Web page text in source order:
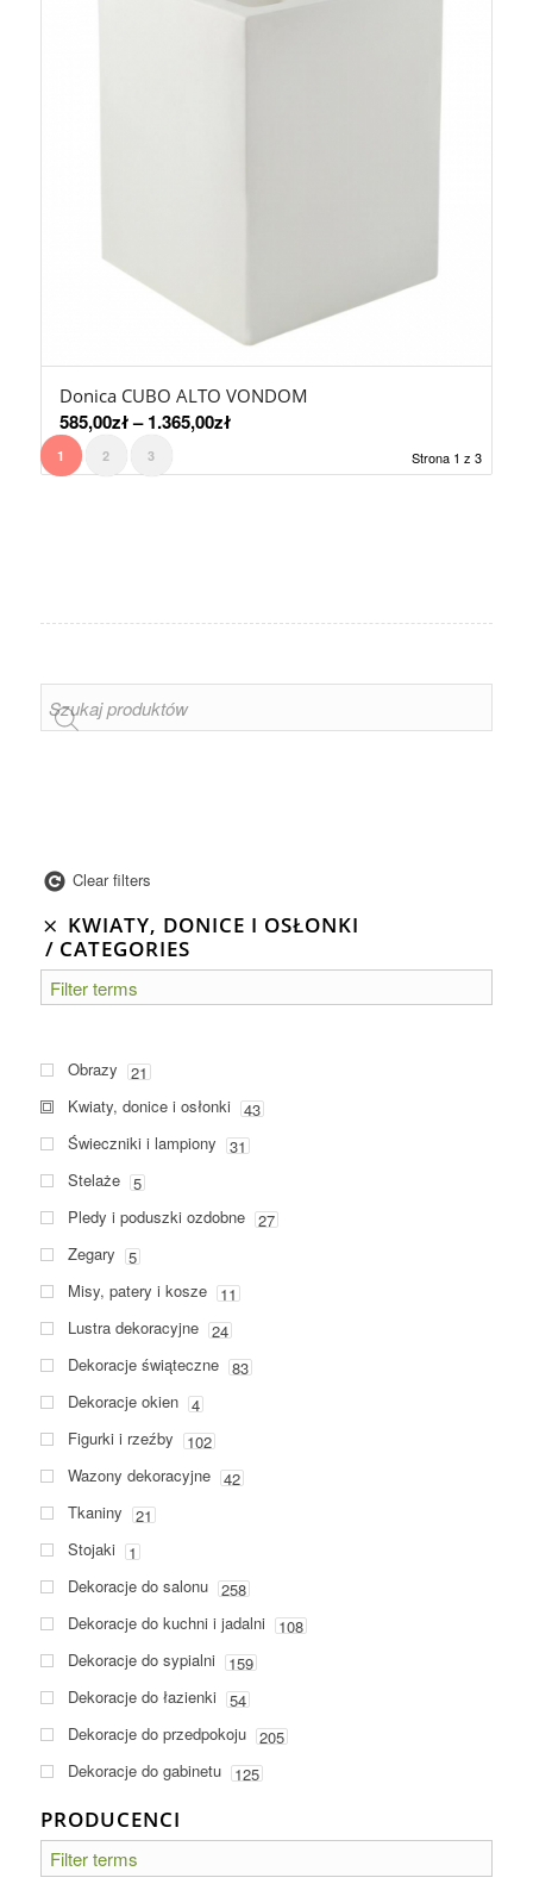
Donica CUBO ALTO VONDOM
585,00zł–1.365,00zł
Strona 1 z 3
1 2 3
Clear filters
KWIATY, DONICE I OSŁONKI
CATEGORIES
Obrazy
21
Kwiaty, donice i osłonki
43
Świeczniki i lampiony
31
Stelaże 5
Pledy i poduszki ozdobne 27
Zegary
5
Misy, patery i kosze 11
Lustra dekoracyjne 24
Dekoracje świąteczne 83
Dekoracje okien 4
Figurki i rzeźby
102
Wazony dekoracyjne 42
Tkaniny
21
Stojaki
1
Dekoracje do salonu 258
Dekoracje do kuchni i jadalni
108
Dekoracje do sypialni
159
Dekoracje do łazienki
54
Dekoracje do przedpokoju 205
Dekoracje do gabinetu 125
PRODUCENCI